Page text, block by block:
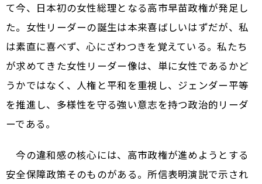
て今、日本初の女性総理となる高市早苗政権が発足し
た。女性リーダーの誕生は本来喜ばしいはずだが、私
は素直に喜べず、心にざわつきを覚えている。私たち
が求めてきた女性リーダー像は、単に女性であるかど
うかではなく、人権と平和を重視し、ジェンダー平等
を推進し、多様性を守る強い意志を持つ政治的リーダ
ーである。
今の違和感の核心には、高市政権が進めようとする
安全保障政策そのものがある。所信表明演説で示され